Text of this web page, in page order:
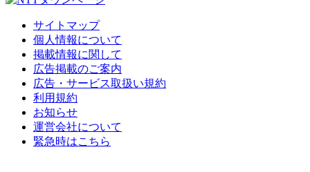
サイトマップ
個人情報について
掲載情報に関して
広告掲載のご案内
広告・サービス取扱い規約
利用規約
お知らせ
運営会社について
緊急時はこちら